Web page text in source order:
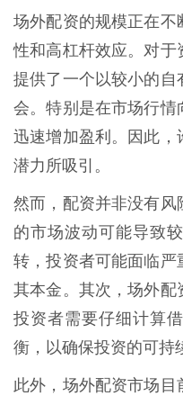
场外配资的规模正在
性和高杠杆效应。对于
提供了一个以较小的
会。特别是在市场行情
迅速增加盈利。因此，
潜力所吸引。
然而，配资并非没有
的市场波动可能导致
转，投资者可能面临严
其本金。其次，场外配
投资者需要仔细计算
衡，以确保投资的可持
此外，场外配资市场